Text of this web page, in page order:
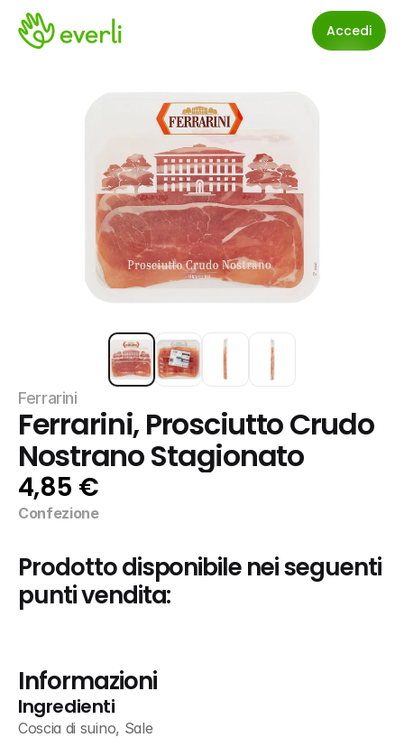
Accedi
Ferrarini
Ferrarini, Prosciutto Crudo
Nostrano Stagionato
4,85 €
Confezione
Prodotto disponibile nei seguenti
punti vendita:
Informazioni
Ingredienti
Coscia di suino, Sale